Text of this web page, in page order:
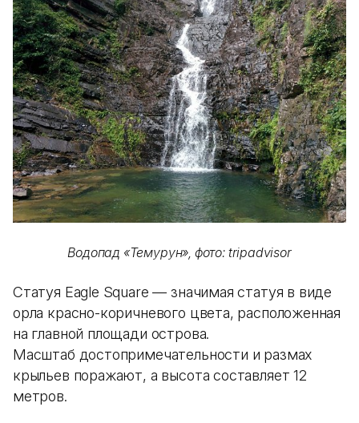
Водопад «Темурун», фото: tripadvisor
Статуя Eagle Square — значимая статуя в виде
орла красно-коричневого цвета, расположенная
на главной площади острова.
Масштаб достопримечательности и размах
крыльев поражают, а высота составляет 12
метров.